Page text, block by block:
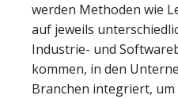
werden Methoden wie
auf jeweils
Industrie- und
kommen, in den
Branchen integriert,